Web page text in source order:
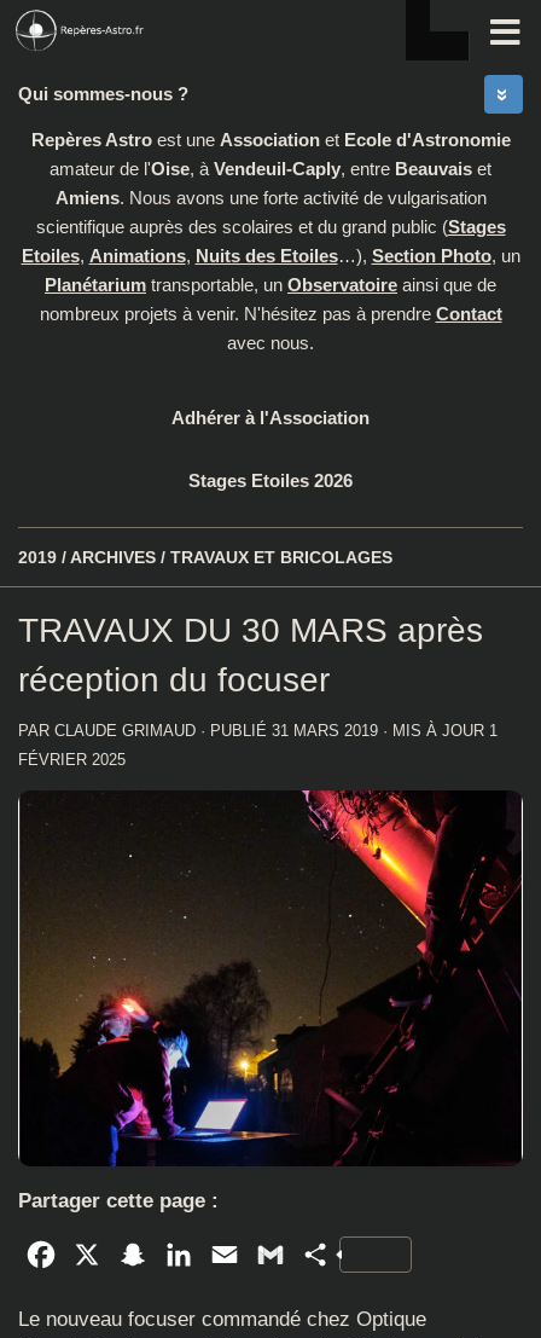
Skip to content
Qui sommes-nous ?
Repères Astroest une Associationet Ecole d'Astronomie
amateur de l'Oise, à Vendeuil-Caply, entre Beauvais et
Amiens. Nous avons une forte activité de vulgarisation
scientifique auprès des scolaires et du grand public (Stages
Etoiles, Animations, Nuits des Etoiles…), Section Photo, un
Planétarium transportable, un Observatoire ainsi que de
nombreux projets à venir. N'hésitez pas à prendre Contact
avec nous.
Adhérer à l'Association
Stages Etoiles 2026
2019 /ARCHIVES / TRAVAUX ET BRICOLAGES
TRAVAUX DU 30 MARS après
réception du focuser
PAR CLAUDE GRIMAUD · PUBLIÉ 31 MARS 2019 · MIS À JOUR 1
FÉVRIER 2025
Partager cette page :
Facebook SnapchatLinkedIn
Email GmailPartager
Le nouveau focuser commandé chez Optique